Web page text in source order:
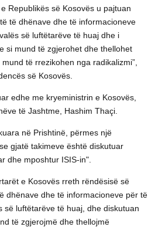
Republikës së Kosovës u pajtuan
të dhënave dhe të informacioneve
së luftëtarëve të huaj dhe i
si mund të zgjerohet dhe thellohet
të rrezikohen nga radikalizmi”,
së Kosovës.
edhe me kryeministrin e Kosovës,
të Jashtme, Hashim Thaçi.
në Prishtinë, përmes një
gjatë takimeve është diskutuar
dhe mposhtur ISIS-in".
e Kosovës rreth rëndësisë së
dhënave dhe të informacioneve për të
së luftëtarëve të huaj, dhe diskutuan
të zgjerojmë dhe thellojmë